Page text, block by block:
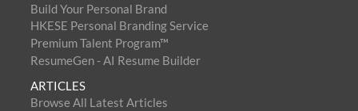
Build Your Personal Brand
HKESE Personal Branding Service
Premium Talent Program™
ResumeGen - AI Resume Builder
ARTICLES
Browse All Latest Articles